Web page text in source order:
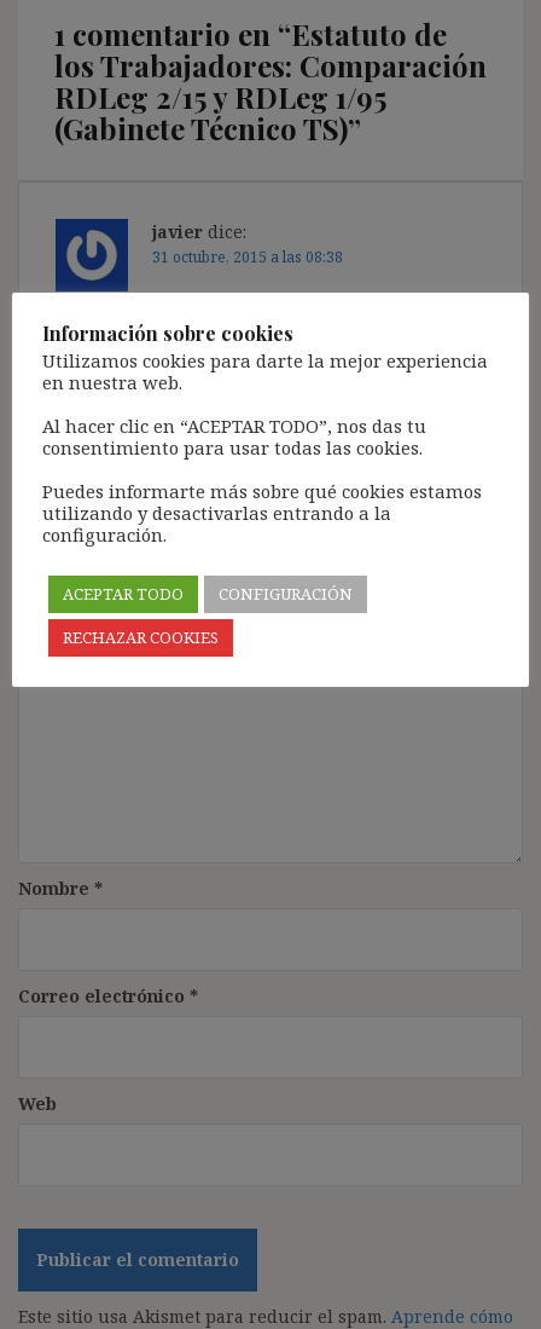
1 comentario en “Estatuto de
los Trabajadores: Comparación
RDLeg 2/15 y RDLeg 1/95
(Gabinete Técnico TS)”
javier dice:
31 octubre, 2015 a las 08:38
ahorrar un gran trabajo
Deja una respuesta
campos obligatorios están marcados con
Comentario*
Nombre *
Correo electrónico *
Web
Este sitio usa Akismet para reducir el spam. Aprende cómo
Información sobre cookies
Utilizamos cookies para darte la mejor experiencia
en nuestra web.
Al hacer clic en “ACEPTAR TODO”, nos das tu
consentimiento para usar todas las cookies.
Puedes informarte más sobre qué cookies estamos
utilizando y desactivarlas entrando a la
configuración.
ACEPTAR TODO
CONFIGURACIÓN
RECHAZAR COOKIES